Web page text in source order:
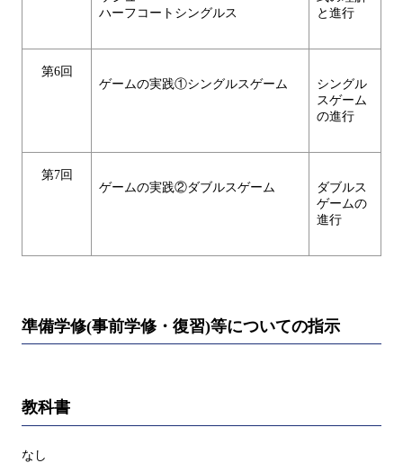
ハーフコートシングルス
と進行
第6回
ゲームの実践①シングルスゲーム
シングル
スゲーム
の進行
第7回
ゲームの実践②ダブルスゲーム
ダブルス
ゲームの
進行
準備学修(事前学修・復習)等についての指示
教科書
なし